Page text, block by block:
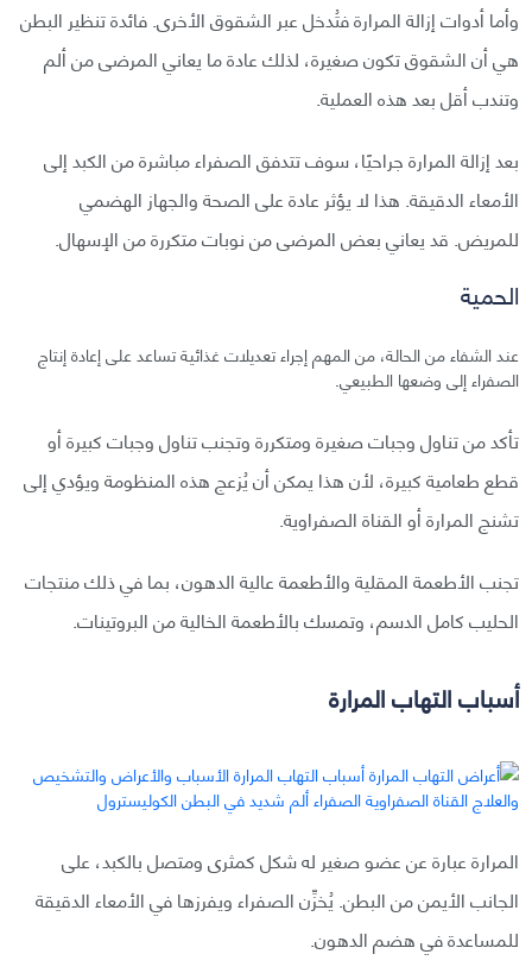
وأما أدوات إزالة المرارة فتُدخل عبر الشقوق الأخرى. فائدة تنظير البطن
هي أن الشقوق تكون صغيرة، لذلك عادة ما يعاني المرضى من ألم
وتندب أقل بعد هذه العملية.
بعد إزالة المرارة جراحيًا، سوف تتدفق الصفراء مباشرة من الكبد إلى
الأمعاء الدقيقة. هذا لا يؤثر عادة على الصحة والجهاز الهضمي
للمريض. قد يعاني بعض المرضى من نوبات متكررة من الإسهال.
الحمية
عند الشفاء من الحالة، من المهم إجراء تعديلات غذائية تساعد على إعادة إنتاج
الصفراء إلى وضعها الطبيعي.
تأكد من تناول وجبات صغيرة ومتكررة وتجنب تناول وجبات كبيرة أو
قطع طعامية كبيرة، لأن هذا يمكن أن يُزعج هذه المنظومة ويؤدي إلى
تشنج المرارة أو القناة الصفراوية.
تجنب الأطعمة المقلية والأطعمة عالية الدهون، بما في ذلك منتجات
الحليب كامل الدسم، وتمسك بالأطعمة الخالية من البروتينات.
أسباب التهاب المرارة
المرارة عبارة عن عضو صغير له شكل كمثرى ومتصل بالكبد، على
الجانب الأيمن من البطن. يُخزِّن الصفراء ويفرزها في الأمعاء الدقيقة
للمساعدة في هضم الدهون.